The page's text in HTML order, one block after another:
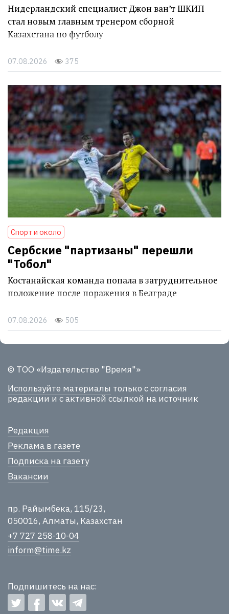
Нидерландский специалист Джон ван’т ШКИП
стал новым главным тренером сборной
Казахстана по футболу
07.08.2026 375
Спорт и около
Сербские "партизаны" перешли
"Тобол"
Костанайская команда попала в затруднительное
положение после поражения в Белграде
07.08.2026 505
© ТОО «Издательство "Время"»
Используйте материалы только с согласия
редакции и с активной ссылкой на источник
Редакция
Реклама в газете
Подписка на газету
Вакансии
пр. Райымбека, 115/23,
050016, Алматы, Казахстан
+7 727 258-10-04
inform@time.kz
Подпишитесь на нас: